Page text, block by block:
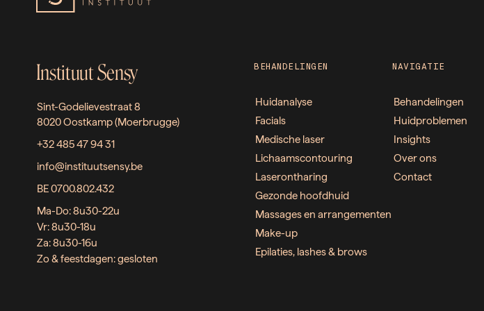
Instituut Sensy
Sint-Godelievestraat 8
8020 Oostkamp (Moerbrugge)
+32 485 47 94 31
info@instituutsensy.be
BE 0700.802.432
Ma-Do: 8u30-22u
Vr: 8u30-18u
Za: 8u30-16u
Zo & feestdagen: gesloten
BEHANDELINGEN
Huidanalyse
Facials
Medische laser
Lichaamscontouring
Laserontharing
Gezonde hoofdhuid
Massages en arrangementen
Make-up
Epilaties, lashes & brows
NAVIGATIE
Behandelingen
Huidproblemen
Insights
Over ons
Contact